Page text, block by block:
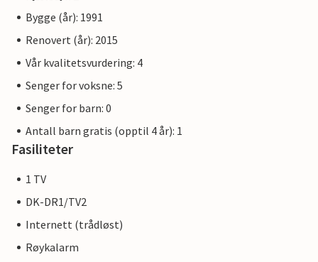
Bygge (år): 1991
Renovert (år): 2015
Vår kvalitetsvurdering: 4
Senger for voksne: 5
Senger for barn: 0
Antall barn gratis (opptil 4 år): 1
Fasiliteter
1 TV
DK-DR1/TV2
Internett (trådløst)
Røykalarm